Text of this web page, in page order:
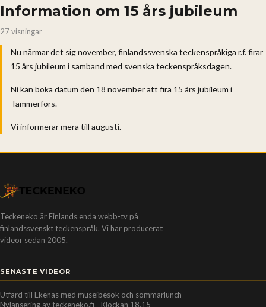
Information om 15 års jubileum
27 visningar
Nu närmar det sig november, finlandssvenska teckenspråkiga r.f. firar
15 års jubileum i samband med svenska teckenspråksdagen.
Ni kan boka datum den 18 november att fira 15 års jubileum i
Tammerfors.
Vi informerar mera till augusti.
Teckeneko är Finlands enda webb-tv på
finlandssvenskt teckenspråk. Vi har producerat
videor sedan 2005.
SENASTE VIDEOR
Utfärd till Ekenäs med museibesök och sommarlunch
Nylansering av teckeneko.fi - Klockan 18.15